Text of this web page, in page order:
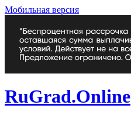
Мобильная версия
RuGrad.Online